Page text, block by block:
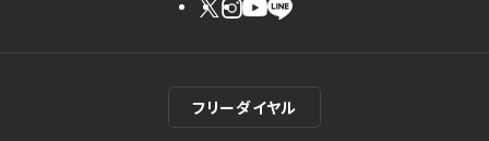
フリーダイヤル